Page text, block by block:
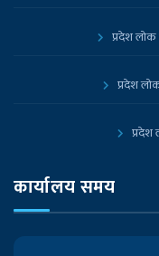
प्रदेश लोक
प्रदेश
प्रदेश
प्रदेश लोक
कार्यालय समय